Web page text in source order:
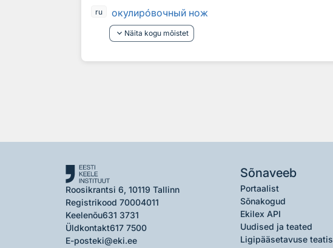
ru окулировочный нож
keyboard_arrow_down Näita kogu mõistet
Roosikrantsi 6, 10119 Tallinn
Registrikood 70004011
Keelenõu631 3731
Üldkontakt617 7500
E-posteki@eki.ee
Sõnaveeb
Portaalist
Sõnakogud
Ekilex API
Uudised ja teated
Ligipääsetavuse teatis